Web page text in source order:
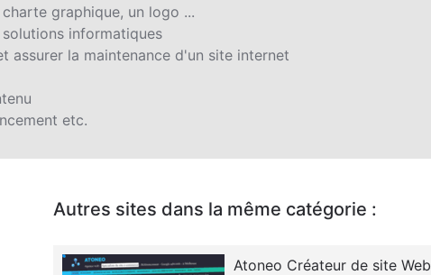
graphique, un logo ...
informatiques
assurer la maintenance d'un site internet
etc.
Autres sites dans la même catégorie :
Atoneo Créateur de site Web